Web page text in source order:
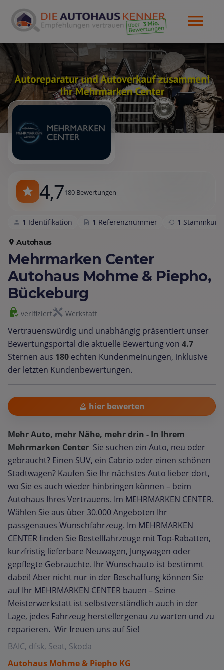
4,7180 Bewertungen
1 Identifikation 1 Referenznummer 1
Autohaus
Mehrmarken Center
Autohaus Mohme & Piepho,
Bückeburg
verifiziert Werkstatt
Vertrauenswürdig und unabhängig präsentiert unser
Bewertungsportal die aktuelle Bewertung von 4.7
Sternen aus 180 echten Kundenmeinungen, inklusive
der letzten Kundenbewertungen.
hier bewerten
Mehr Auto, mehr Nähe, mehr drin - In Ihrem
Mehrmarken Center Sie suchen ein Auto, neu oder
gebraucht? Einen SUV, ein Cabrio oder einen schönen
Stadtwagen? Kaufen Sie Ihr nächstes Auto lieber dort,
wo Sie es auch wieder hinbringen können – beim
Autohaus Ihres Vertrauens. Im MEHRMARKEN CENTER.
Wählen Sie aus über 30.000 Angeboten Ihr
passgenaues Wunschfahrzeug. Im MEHRMARKEN
CENTER finden Sie Bestellfahrzeuge mit Top-Rabatten,
kurzfristig lieferbare Neuwagen, Jungwagen oder
gepflegte Gebrauchte. Ihr Wunschauto ist bestimmt
dabei! Aber nicht nur in der Beschaffung können Sie
auf Ihr MEHRMARKEN CENTER bauen – Seine
Meisterwerkstatt ist selbstverständlich auch in der
Lage, jedes Fahrzeug herstellergenau zu warten und zu
reparieren. Wir freuen uns auf Sie!
BAIC, dfsk, Seat, Skoda
Autohaus Mohme & Piepho KG